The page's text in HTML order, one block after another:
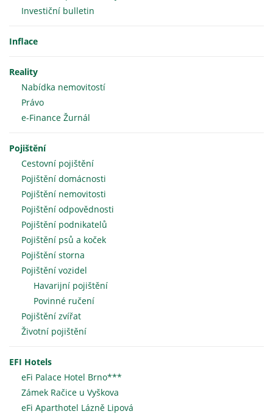
Investiční bulletin
Inflace
Reality
Nabídka nemovitostí
Právo
e-Finance Žurnál
Pojištění
Cestovní pojištění
Pojištění domácnosti
Pojištění nemovitosti
Pojištění odpovědnosti
Pojištění podnikatelů
Pojištění psů a koček
Pojištění storna
Pojištění vozidel
Havarijní pojištění
Povinné ručení
Pojištění zvířat
Životní pojištění
EFI Hotels
eFi Palace Hotel Brno***
Zámek Račice u Vyškova
eFi Aparthotel Lázně Lipová